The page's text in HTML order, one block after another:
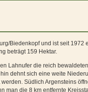
Biedenkopf und ist seit 1972
beträgt 159 Hektar.
Lahnufer die reich
dehnt sich eine weite
Südlich Argensteins
man die 8 km entfernte